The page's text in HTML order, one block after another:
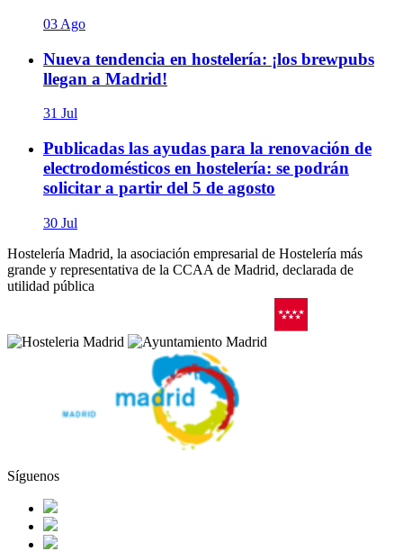
03 Ago
Nueva tendencia en hostelería: ¡los brewpubs
llegan a Madrid!
31 Jul
Publicadas las ayudas para la renovación de
electrodomésticos en hostelería: se podrán
solicitar a partir del 5 de agosto
30 Jul
Hostelería Madrid, la asociación empresarial de Hostelería más
grande y representativa de la CCAA de Madrid, declarada de
utilidad pública
Síguenos